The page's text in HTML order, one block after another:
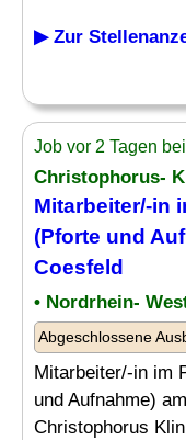
▶ Zur
Job vor 2 Tagen
Christophorus-
Mitarbeiter/-in
(Pforte und
Coesfeld
• Nordrhein-
Abgeschlossene
Mitarbeiter/-in im
und Aufnahme)
Christophorus